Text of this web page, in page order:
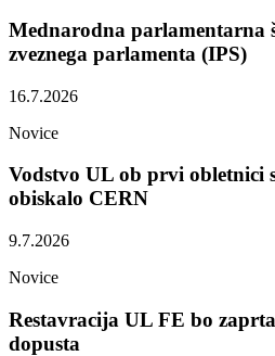
Mednarodna parlamentarna
zveznega parlamenta (IPS)
16.7.2026
Novice
Vodstvo UL ob prvi obletnici
obiskalo CERN
9.7.2026
Novice
Restavracija UL FE bo
dopusta